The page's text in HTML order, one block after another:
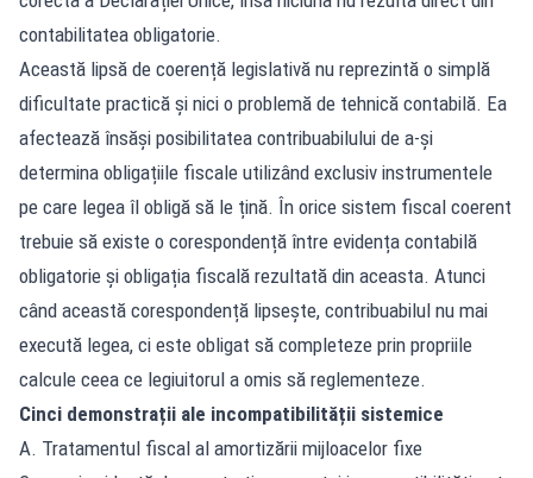
contabilitatea obligatorie.
Această lipsă de coerență legislativă nu reprezintă o simplă
dificultate practică și nici o problemă de tehnică contabilă. Ea
afectează însăși posibilitatea contribuabilului de a-și
determina obligațiile fiscale utilizând exclusiv instrumentele
pe care legea îl obligă să le țină. În orice sistem fiscal coerent
trebuie să existe o corespondență între evidența contabilă
obligatorie și obligația fiscală rezultată din aceasta. Atunci
când această corespondență lipsește, contribuabilul nu mai
execută legea, ci este obligat să completeze prin propriile
calcule ceea ce legiuitorul a omis să reglementeze.
Cinci demonstrații ale incompatibilității sistemice
A. Tratamentul fiscal al amortizării mijloacelor fixe